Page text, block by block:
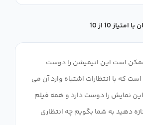
10 از 10
است این انیمیشن را دوست
که با انتظارات اشتباه وارد آن می
نمایش را دوست دارد و همه فیلم
دهید به شما بگویم چه انتظاری